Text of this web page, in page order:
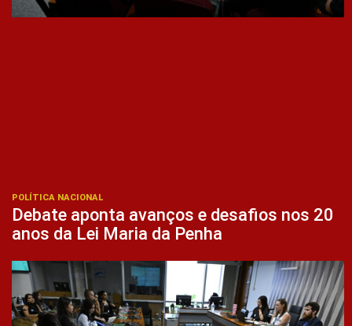
POLÍTICA NACIONAL
Debate aponta avanços e desafios nos 20
anos da Lei Maria da Penha